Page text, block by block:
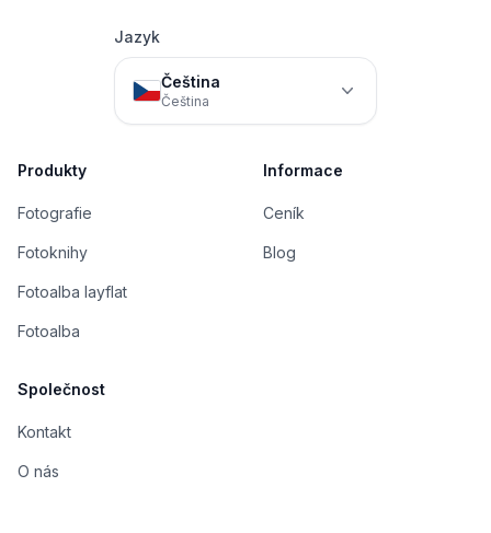
Jazyk
Čeština
Čeština
Produkty
Fotografie
Fotoknihy
Fotoalba layflat
Fotoalba
Informace
Ceník
Blog
Společnost
Kontakt
O nás